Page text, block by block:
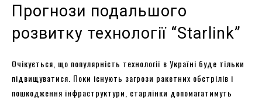
Прогнози подальшого
розвитку технології “Starlink”
Очікується, що популярність технології в Україні буде тільки
підвищуватися. Поки існують загрози ракетних обстрілів і
пошкодження інфраструктури, старлінки допомагатимуть